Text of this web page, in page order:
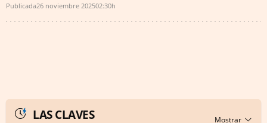
Publicada26 noviembre 202502:30h
LAS CLAVES